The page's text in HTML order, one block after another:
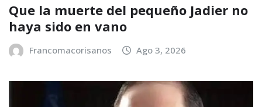
Que la muerte del pequeño Jadier no
haya sido en vano
Francomacorisanos Ago 3, 2026